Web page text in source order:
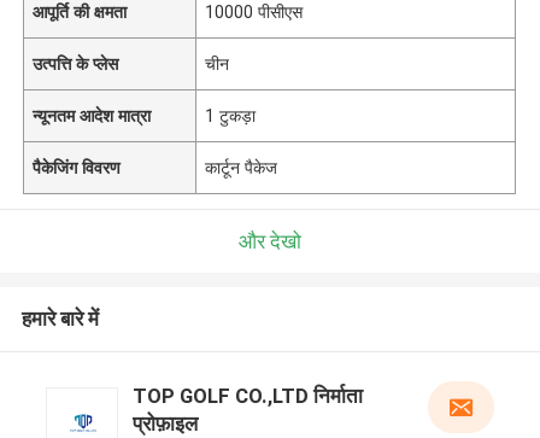
आपूर्ति की क्षमता 10000 पीसीएस
उत्पत्ति के प्लेस चीन
न्यूनतम आदेश मात्रा 1 टुकड़ा
पैकेजिंग विवरण कार्टून पैकेज
और देखो
हमारे बारे में
TOP GOLF CO.,LTD निर्माता
प्रोफ़ाइल